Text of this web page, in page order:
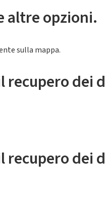
altre opzioni.
sulla mappa.
recupero dei
recupero dei